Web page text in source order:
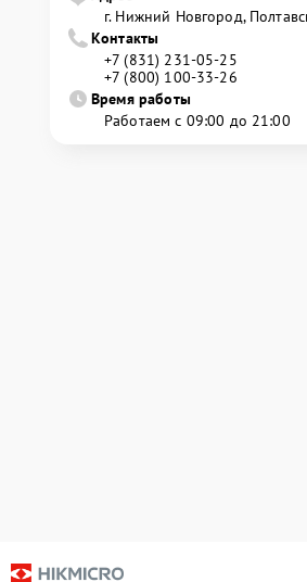
г. Нижний Новгород,
Контакты
+7 (831) 231-05-25
+7 (800) 100-33-26
Время работы
Работаем с 09:00 до 21:00